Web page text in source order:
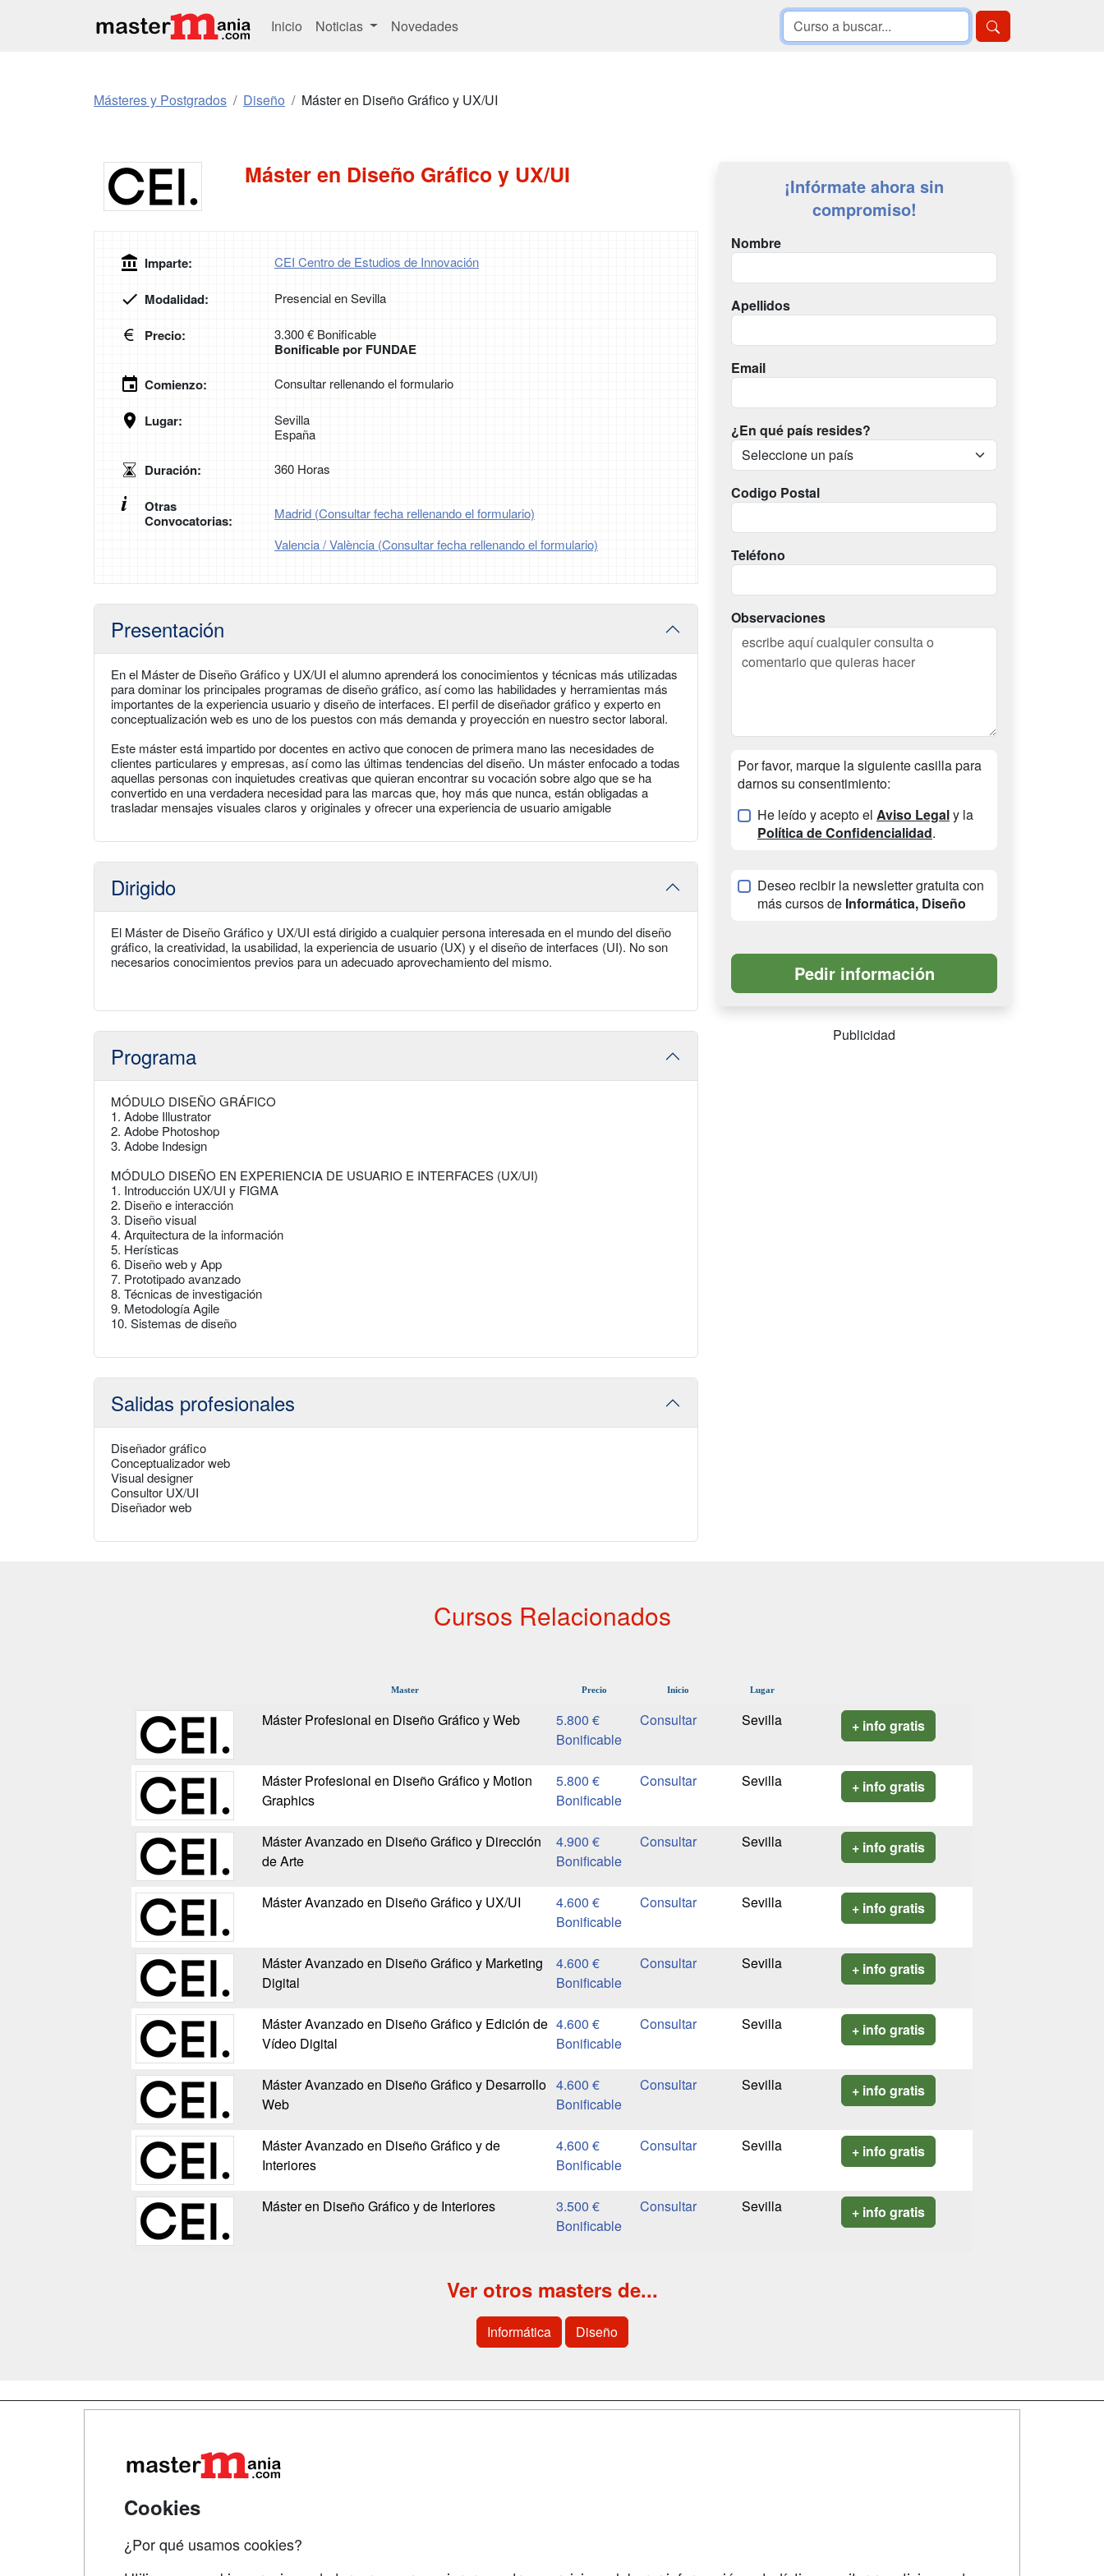
Inicio Noticias Novedades
Másteres y Postgrados Diseño Máster en Diseño Gráfico y UX/UI
Máster en Diseño Gráfico y UX/UI
Imparte: CEI Centro de Estudios de Innovación
Modalidad: Presencial en Sevilla
Precio: 3.300 € Bonificable
Bonificable por FUNDAE
Comienzo:
Consultar rellenando el formulario
Lugar:
Sevilla
España
Duración: 360 Horas
Otras
Convocatorias:
Madrid (Consultar fecha rellenando el formulario)
Valencia / València (Consultar fecha rellenando el formulario)
Presentación
En el Máster de Diseño Gráfico y UX/UI el alumno aprenderá los conocimientos y técnicas más utilizadas
para dominar los principales programas de diseño gráfico, así como las habilidades y herramientas más
importantes de la experiencia usuario y diseño de interfaces. El perfil de diseñador gráfico y experto en
conceptualización web es uno de los puestos con más demanda y proyección en nuestro sector laboral.
Este máster está impartido por docentes en activo que conocen de primera mano las necesidades de
clientes particulares y empresas, así como las últimas tendencias del diseño. Un máster enfocado a todas
aquellas personas con inquietudes creativas que quieran encontrar su vocación sobre algo que se ha
convertido en una verdadera necesidad para las marcas que, hoy más que nunca, están obligadas a
trasladar mensajes visuales claros y originales y ofrecer una experiencia de usuario amigable
Dirigido
El Máster de Diseño Gráfico y UX/UI está dirigido a cualquier persona interesada en el mundo del diseño
gráfico, la creatividad, la usabilidad, la experiencia de usuario (UX) y el diseño de interfaces (UI). No son
necesarios conocimientos previos para un adecuado aprovechamiento del mismo.
Programa
MÓDULO DISEÑO GRÁFICO
1. Adobe Illustrator
2. Adobe Photoshop
3. Adobe Indesign
MÓDULO DISEÑO EN EXPERIENCIA DE USUARIO E INTERFACES (UX/UI)
1. Introducción UX/UI y FIGMA
2. Diseño e interacción
3. Diseño visual
4. Arquitectura de la información
5. Herísticas
6. Diseño web y App
7. Prototipado avanzado
8. Técnicas de investigación
9. Metodología Agile
10. Sistemas de diseño
Salidas profesionales
Diseñador gráfico
Conceptualizador web
Visual designer
Consultor UX/UI
Diseñador web
¡Infórmate ahora sin
compromiso!
Nombre
Apellidos
Email
¿En qué país resides?
Codigo Postal
Teléfono
Observaciones
Por favor, marque la siguiente casilla para
darnos su consentimiento:
He leído y acepto el Aviso Legaly la
Política de Confidencialidad.
Deseo recibir la newsletter gratuita con
más cursos de Informática, Diseño
Publicidad
Cursos Relacionados
Master Precio Inicio Lugar
Máster Profesional en Diseño Gráfico y Web
5.800 €
Bonificable
Sevilla + info gratis
Máster Profesional en Diseño Gráfico y Motion
Graphics
5.800 €
Bonificable
Sevilla + info gratis
Máster Avanzado en Diseño Gráfico y Dirección
de Arte
4.900 €
Bonificable
Sevilla + info gratis
Máster Avanzado en Diseño Gráfico y UX/UI
4.600 €
Bonificable
Sevilla + info gratis
Máster Avanzado en Diseño Gráfico y Marketing
Digital
4.600 €
Bonificable
Sevilla + info gratis
Máster Avanzado en Diseño Gráfico y Edición de
Vídeo Digital
4.600 €
Bonificable
Sevilla + info gratis
Máster Avanzado en Diseño Gráfico y Desarrollo
Web
4.600 €
Bonificable
Sevilla + info gratis
Máster Avanzado en Diseño Gráfico y de
Interiores
4.600 €
Bonificable
Sevilla + info gratis
Máster en Diseño Gráfico y de Interiores
3.500 €
Bonificable
Sevilla + info gratis
Ver otros masters de...
Informática Diseño
Cookies
¿Por qué usamos cookies?